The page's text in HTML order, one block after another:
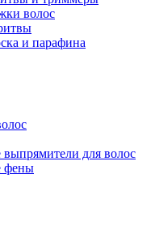
волос
и парафина
для волос
фены